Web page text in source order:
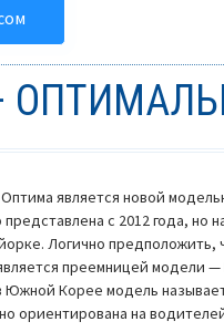
—
является новой
с 2012 года, но
Логично
преемницей модели
Южной Корее модель
ориентирована на